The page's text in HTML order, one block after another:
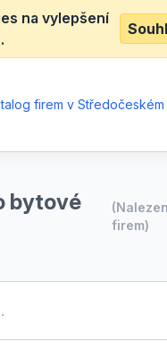
na vylepšení
firem v Středočeském
bytové
firem)